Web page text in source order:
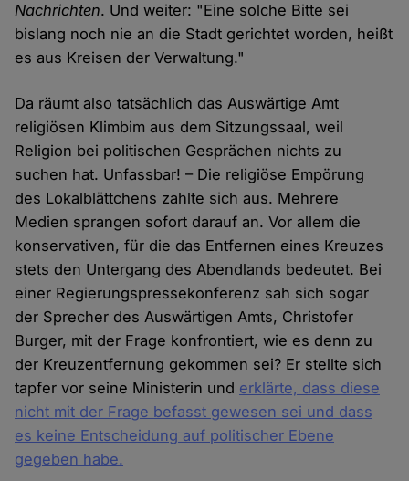
Nachrichten. Und weiter: "Eine solche Bitte sei
bislang noch nie an die Stadt gerichtet worden, heißt
es aus Kreisen der Verwaltung."
Da räumt also tatsächlich das Auswärtige Amt
religiösen Klimbim aus dem Sitzungssaal, weil
Religion bei politischen Gesprächen nichts zu
suchen hat. Unfassbar! – Die religiöse Empörung
des Lokalblättchens zahlte sich aus. Mehrere
Medien sprangen sofort darauf an. Vor allem die
konservativen, für die das Entfernen eines Kreuzes
stets den Untergang des Abendlands bedeutet. Bei
einer Regierungspressekonferenz sah sich sogar
der Sprecher des Auswärtigen Amts, Christofer
Burger, mit der Frage konfrontiert, wie es denn zu
der Kreuzentfernung gekommen sei? Er stellte sich
tapfer vor seine Ministerin und erklärte, dass diese
nicht mit der Frage befasst gewesen sei und dass
es keine Entscheidung auf politischer Ebene
gegeben habe.